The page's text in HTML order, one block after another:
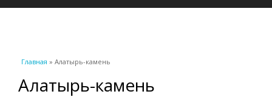
Вы здесь
Главная » Алатырь-камень
Алатырь-камень